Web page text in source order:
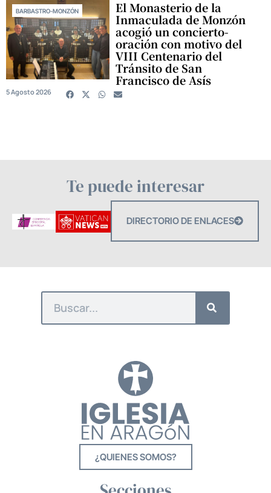
BARBASTRO-MONZÓN El Monasterio de la
Inmaculada de Monzón
acogió un concierto-
oración con motivo del
VIII Centenario del
Tránsito de San
Francisco de Asís
5 Agosto 2026
Te puede interesar
DIRECTORIO DE ENLACES
¿QUIENES SOMOS?